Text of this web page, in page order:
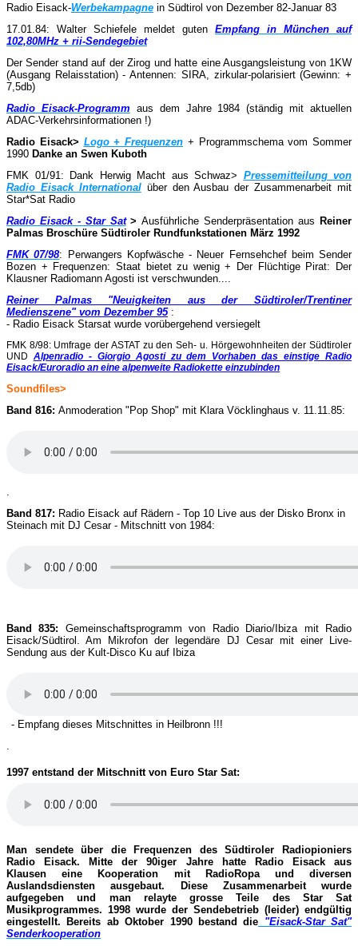
Radio Eisack-Werbekampagne in Südtirol von Dezember 82-Januar 83
17.01.84: Walter Schiefele meldet guten Empfang in München auf
102,80MHz + rii-Sendegebiet
Der Sender stand auf der Zirog und hatte eine Ausgangsleistung von 1KW
(Ausgang Relaisstation) - Antennen: SIRA, zirkular-polarisiert (Gewinn: +
7,5db)
Radio Eisack-Programm aus dem Jahre 1984 (ständig mit aktuellen
ADAC-Verkehrsinformationen !)
Radio Eisack> Logo + Frequenzen + Programmschema vom Sommer
1990 Danke an Swen Kuboth
FMK 01/91: Dank Herwig Macht aus Schwaz> Pressemitteilung von
Radio Eisack Internationalüber den Ausbau der Zusammenarbeit mit
Star*Sat Radio
Radio Eisack - Star Sat>Ausführliche Senderpräsentation aus Reiner
Palmas Broschüre Südtiroler Rundfunkstationen März 1992
FMK 07/98: Perwangers Kopfwäsche - Neuer Fernsehchef beim Sender
Bozen + Frequenzen: Staat bietet zu wenig + Der Flüchtige Pirat: Der
Klausner Radiomann Agosti ist verschwunden....
Reiner Palmas "Neuigkeiten aus der Südtiroler/Trentiner
Medienszene" vom Dezember 95:
- Radio Eisack Starsat wurde vorübergehend versiegelt
FMK 8/98: Umfrage der ASTAT zu den Seh- u. Hörgewohnheiten der Südtiroler
UND Alpenradio - Giorgio Agosti zu dem Vorhaben das einstige Radio
Eisack/Euroradio an eine alpenweite Radiokette einzubinden
Soundfiles>
Band 816: Anmoderation "Pop Shop" mit Klara Vöcklinghaus v. 11.11.85:
Band 817: Radio Eisack auf Rädern - Top 10 Live aus der Disko Bronx in
Steinach mit DJ Cesar - Mitschnitt von 1984:
Band 835: Gemeinschaftsprogramm von Radio Diario/Ibiza mit Radio
Eisack/Südtirol. Am Mikrofon der legendäre DJ Cesar mit einer Live-
Sendung aus der Kult-Disco Ku auf Ibiza
- Empfang dieses Mitschnittes in Heilbronn !!!
1997 entstand der Mitschnitt von Euro Star Sat:
Man sendete über die Frequenzen des Südtiroler Radiopioniers
Radio Eisack. Mitte der 90iger Jahre hatte Radio Eisack aus
Klausen eine Kooperation mit RadioRopa und diversen
Auslandsdiensten ausgebaut. Diese Zusammenarbeit wurde
aufgegeben und man relayte grosse Teile des Star Sat
Musikprogrammes. 1998 wurde der Sendebetrieb (leider) endgültig
eingestellt. Bereits ab Oktober 1990 bestand die "Eisack-Star Sat"
Senderkooperation